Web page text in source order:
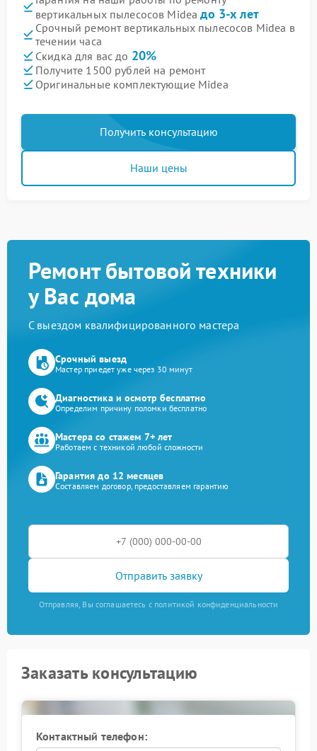
вертикальных пылесосов Mideaдо 3-х лет
Срочный ремонт вертикальных пылесосов Midea в
течении часа
Скидка для вас до 20%
Получите 1500 рублей на ремонт
Оригинальные комплектующие Midea
Получить консультацию
Наши цены
Ремонт бытовой техники
у Вас дома
С выездом квалифицированного мастера
Срочный выезд
Мастер приедет уже через 30 минут
Диагностика и осмотр бесплатно
Определим причину поломки бесплатно
Мастера со стажем 7+ лет
Работаем с техникой любой сложности
Гарантия до 12 месяцев
Составляем договор, предоставляем гарантию
Отправить заявку
Отправляя, Вы соглашаетесь с политикой конфиденциальности
Заказать консультацию
Контактный телефон: